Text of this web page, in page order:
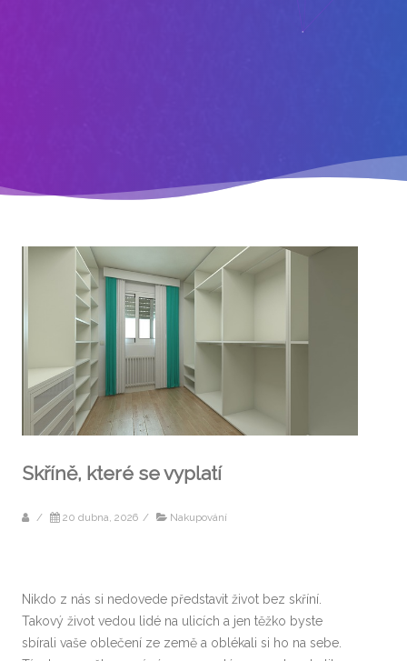
Skříně, které se vyplatí
/ 20 dubna, 2026 / Nakupování
Nikdo z nás si nedovede představit život bez skříní.
Takový život vedou lidé na ulicích a jen těžko byste
sbírali vaše oblečení ze země a oblékali si ho na sebe.